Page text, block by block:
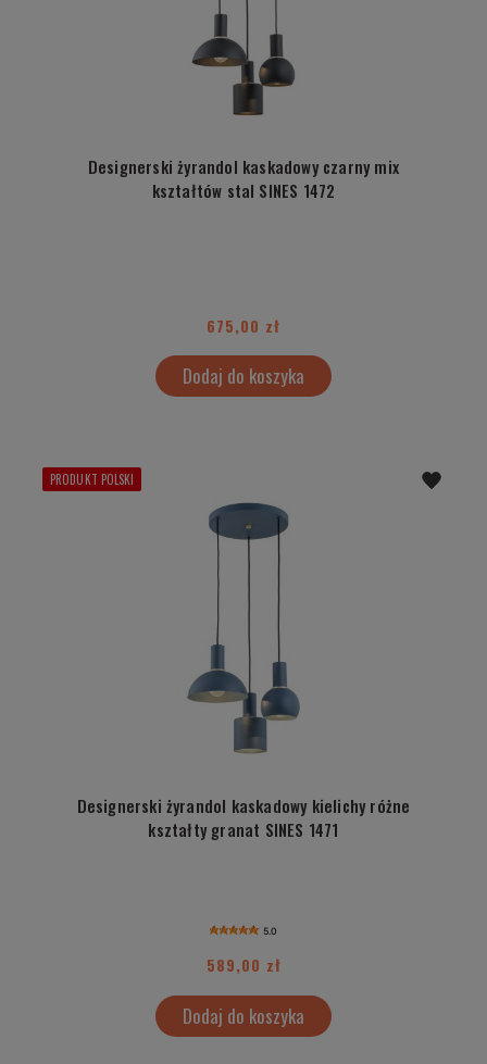
Designerski żyrandol kaskadowy czarny mix
kształtów stal SINES 1472
675,00 zł
Dodaj do koszyka
Designerski żyrandol kaskadowy kielichy różne
kształty granat SINES 1471
5.0
589,00 zł
Dodaj do koszyka
PRODUKT POLSKI